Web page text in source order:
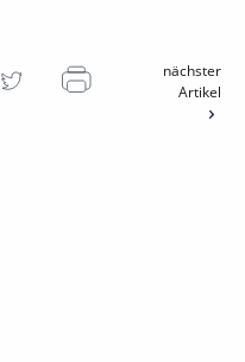
nächster
Artikel